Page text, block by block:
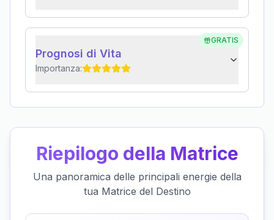
GRATIS
Prognosi di Vita
Importanza:
Riepilogo della Matrice
Una panoramica delle principali energie della
tua Matrice del Destino